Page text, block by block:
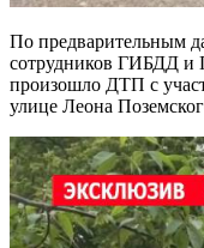
По предварительным
сотрудников ГИБДД и
произошло ДТП с
улице Леона